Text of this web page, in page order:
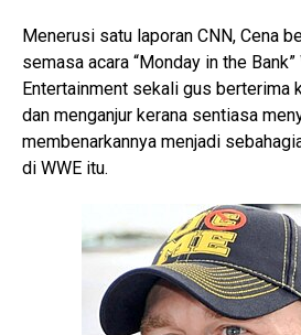
Menerusi satu laporan CNN, Cena
semasa acara “Monday in the
Entertainment sekali gus berterima
dan menganjur kerana sentiasa
membenarkannya menjadi
di WWE itu.